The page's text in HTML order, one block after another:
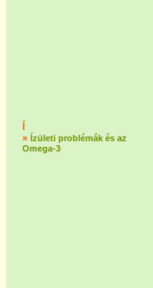
» Ízületi problémák és az
Omega-3